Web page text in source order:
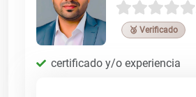
🥉 Verificado
certificado y/o experiencia